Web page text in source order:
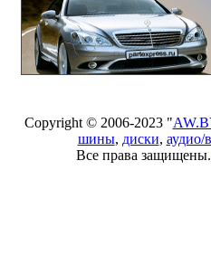
Copyright © 2006-2023 "
шины, диски, аудио/
Все права защищены.